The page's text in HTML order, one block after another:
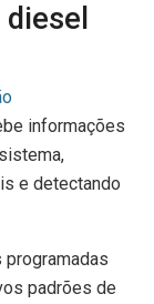
informações
e detectando
padrões de